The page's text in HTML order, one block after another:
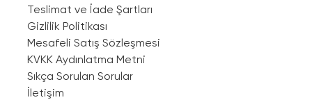
Teslimat ve İade Şartları
Gizlilik Politikası
Mesafeli Satış Sözleşmesi
KVKK Aydınlatma Metni
Sıkça Sorulan Sorular
İletişim